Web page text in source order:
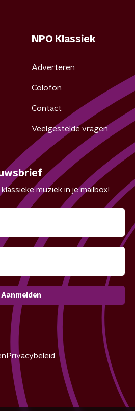
NPO Klassiek
Adverteren
Colofon
Contact
Veelgestelde vragen
muziek in je mailbox!
Aanmelden
Privacybeleid